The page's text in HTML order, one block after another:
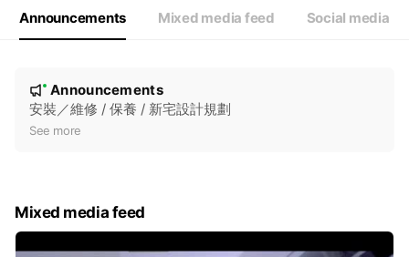
Announcements Mixed media feed Social media
e
New
Announcements
安裝／維修 / 保養 / 新宅設計規劃
See more
Mixed media feed